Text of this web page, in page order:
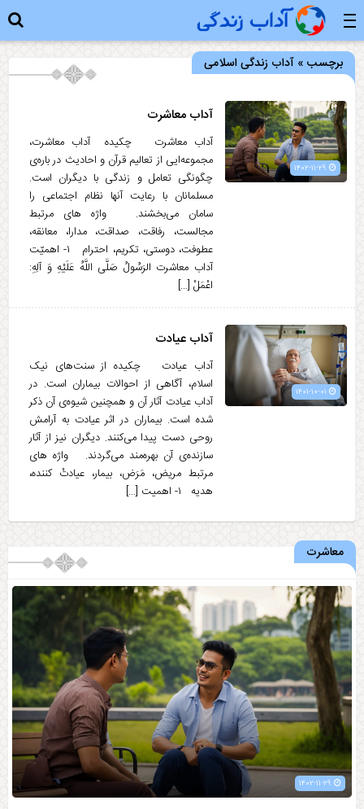
برچسب » آداب زندگی اسلامی
آداب معاشرت
آداب معاشرت چکیده آداب معاشرت،
مجموعه‌ایی از تعالیم قرآن و احادیث در باره‌ی
چگونگی تعامل و زندگی با دیگران است.
مسلمانان با رعایت آنها نظام اجتماعی را
سامان می‌بخشند. واژه های مرتبط
مجالست، رفاقت، صداقت، مدارا، معانقه،
عطوفت، دوستی، تکریم، احترام ۱- اهمیّت
آداب معاشرت الرَسُولُ صَلَّی اللَّهُ عَلَيْهِ وَ آلِهِ:
‏‏اعْمَلْ […]
آداب عیادت
آداب عیادت چکیده از سنت‌های نیک
اسلام، آگاهی از احوالات بیماران است. در
آداب عیادت آثار آن و همچنین شیوه‌ی آن ذکر
شده است. بیماران در اثر عیادت به آرامش
روحی دست پیدا می‌کنند. دیگران نیز از آثار
سازنده‌ی آن بهره‌مند می‌گردند. واژه های
مرتبط مریض، مَرَض، بیمار، عیادتْ کننده،
هدیه ۱- اهمیت […]
معاشرت